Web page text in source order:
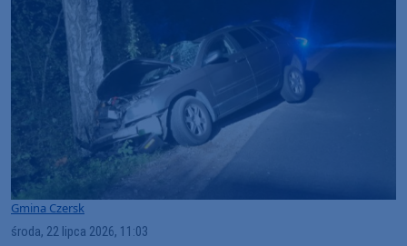
Gmina Czersk
środa, 22 lipca 2026, 11:03